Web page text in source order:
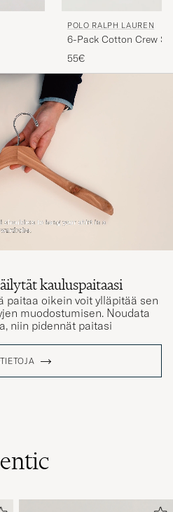
POLO RALPH LAUREN
6-Pack Cotton Crew
55€
kauluspaitaasi
paitaa oikein voit ylläpitää sen
muodostumisen. Noudata
niin pidennät paitasi